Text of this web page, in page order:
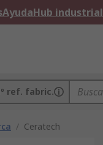
AyudaHub industrial
ref. fabric.
/ Ceratech